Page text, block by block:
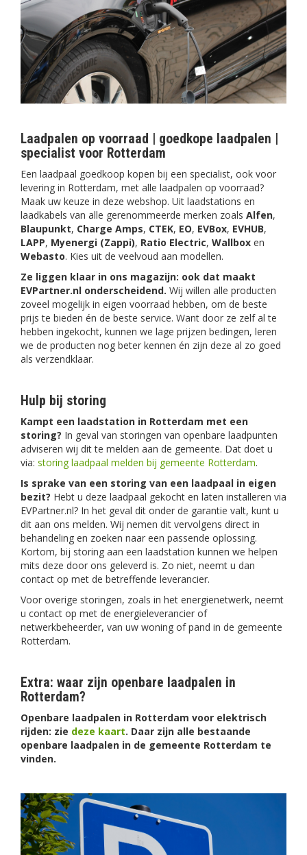
Laadpalen op voorraad | goedkope laadpalen |
specialist voor Rotterdam
Een laadpaal goedkoop kopen bij een specialist, ook voor
levering in Rotterdam, met alle laadpalen op voorraad?
Maak uw keuze in deze webshop. Uit laadstations en
laadkabels van alle gerenommeerde merken zoals Alfen,
Blaupunkt, Charge Amps, CTEK, EO, EVBox, EVHUB,
LAPP, Myenergi (Zappi), Ratio Electric, Wallbox en
Webasto. Kies uit de veelvoud aan modellen.
Ze liggen klaar in ons magazijn: ook dat maakt
EVPartner.nl onderscheidend. Wij willen alle producten
zoveel mogelijk in eigen voorraad hebben, om de beste
prijs te bieden én de beste service. Want door ze zelf al te
hebben ingekocht, kunnen we lage prijzen bedingen, leren
we de producten nog beter kennen én zijn deze al zo goed
als verzendklaar.
Hulp bij storing
Kampt een laadstation in Rotterdam met een
storing? In geval van storingen van openbare laadpunten
adviseren wij dit te melden aan de gemeente. Dat doet u
via: storing laadpaal melden bij gemeente Rotterdam.
Is sprake van een storing van een laadpaal in eigen
bezit? Hebt u deze laadpaal gekocht en laten installeren via
EVPartner.nl? In het geval dit onder de garantie valt, kunt u
dit aan ons melden. Wij nemen dit vervolgens direct in
behandeling en zoeken naar een passende oplossing.
Kortom, bij storing aan een laadstation kunnen we helpen
mits deze door ons geleverd is. Zo niet, neemt u dan
contact op met de betreffende leverancier.
Voor overige storingen, zoals in het energienetwerk, neemt
u contact op met de energieleverancier of
netwerkbeheerder, van uw woning of pand in de gemeente
Rotterdam.
Extra: waar zijn openbare laadpalen in
Rotterdam?
Openbare laadpalen in Rotterdam voor elektrisch
rijden: zie deze kaart. Daar zijn alle bestaande
openbare laadpalen in de gemeente Rotterdam te
vinden.